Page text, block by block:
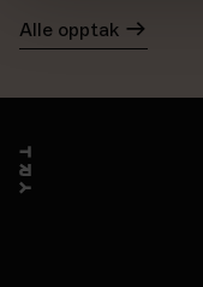
Alle opptak